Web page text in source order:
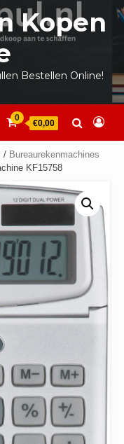
Kopen
Bestellen Online!
0
€0,00
/ Bureaurekenmachines
KF15758